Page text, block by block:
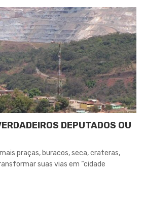
DEPUTADOS OU
praças, buracos, seca, crateras,
suas vias em “cidade